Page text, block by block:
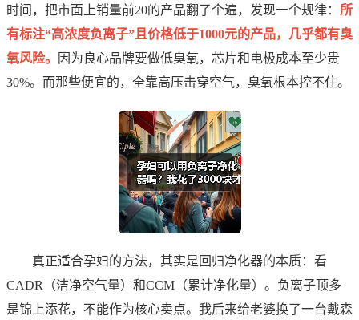
时间，把市面上销量前20的产品翻了个遍，发现一个规律： 所
有标注“高浓度负离子”且价格低于1000元的产品，几乎都有臭
氧风险。
因为良心品牌要做低臭氧，芯片和电极成本至少贵
30%。而那些便宜的，全靠高压击穿空气，臭氧根本控不住。
真正适合孕妇的方法，其实是回归净化器的本质：看
CADR（洁净空气量）和CCM（累计净化量）。负离子顶多
是锦上添花，不能作为核心卖点。我后来给老婆换了一台戴森